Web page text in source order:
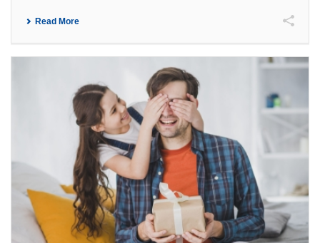
Read More